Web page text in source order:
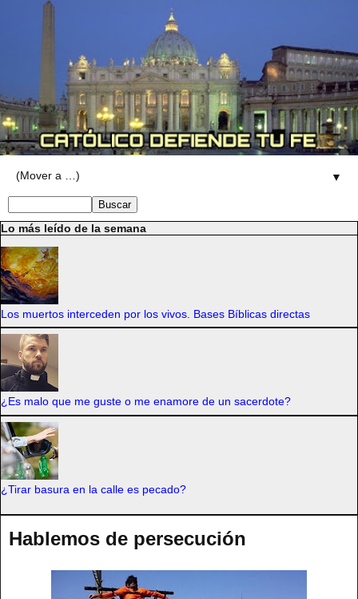
▼
Lo más leído de la semana
Los muertos interceden por los vivos. Bases Bíblicas directas
¿Es malo que me guste o me enamore de un sacerdote?
¿Tirar basura en la calle es pecado?
Hablemos de persecución